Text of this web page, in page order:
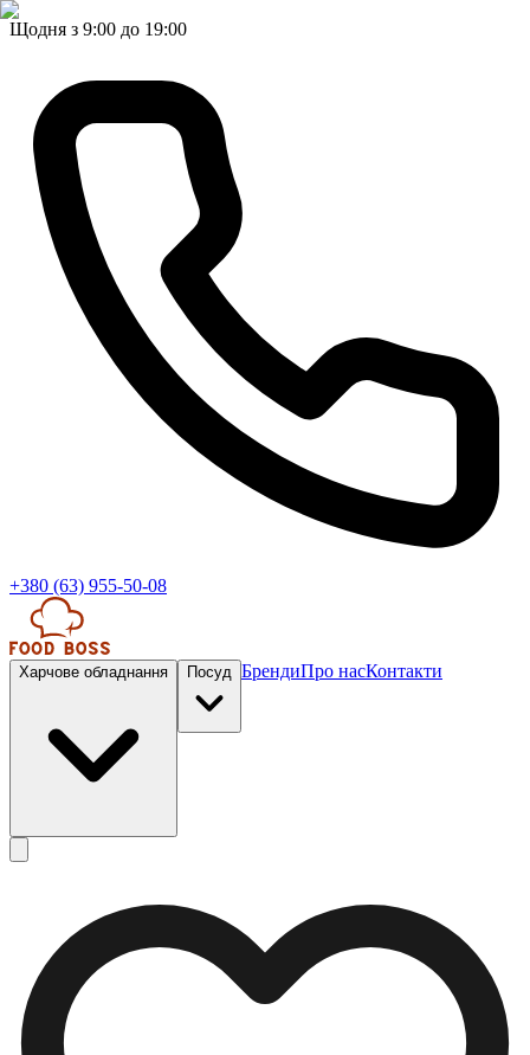
Щодня з 9:00 до 19:00
+380 (63) 955-50-08
Харчове обладнання Посуд БрендиПро насКонтакти